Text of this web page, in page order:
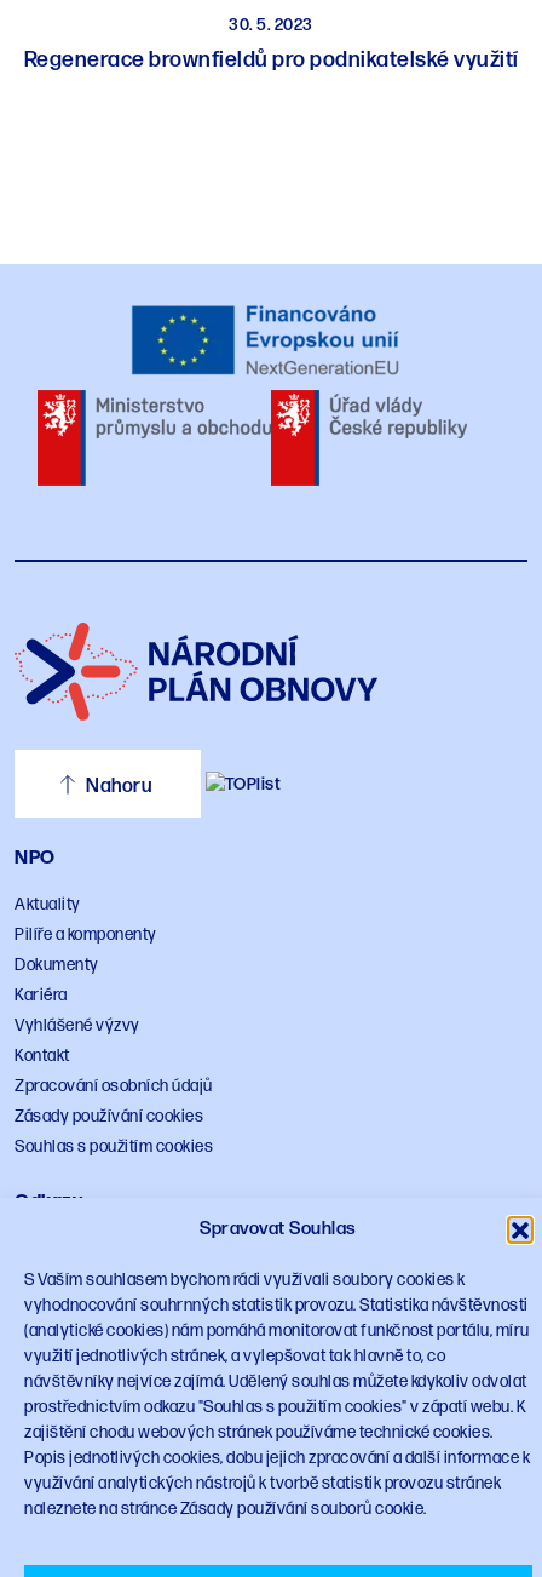
Spravovat Souhlas
S Vaším souhlasem bychom rádi využívali soubory cookies k
vyhodnocování souhrnných statistik provozu. Statistika návštěvnosti
(analytické cookies) nám pomáhá monitorovat funkčnost portálu, míru
využití jednotlivých stránek, a vylepšovat tak hlavně to, co
návštěvníky nejvíce zajímá. Udělený souhlas můžete kdykoliv odvolat
prostřednictvím odkazu "Souhlas s použitím cookies" v zápatí webu. K
zajištění chodu webových stránek používáme technické cookies.
Popis jednotlivých cookies, dobu jejich zpracování a další informace k
využívání analytických nástrojů k tvorbě statistik provozu stránek
naleznete na stránce Zásady používání souborů cookie.
30. 5. 2023
Regenerace brownfieldů pro podnikatelské využití
NPO
Aktuality
Pilíře a komponenty
Dokumenty
Kariéra
Vyhlášené výzvy
Kontakt
Zpracování osobních údajů
Zásady používání cookies
Souhlas s použitím cookies
Odkazy
vlada.gov.cz
Design manuál
Sledujte NPO
Nahoru
planobnovy.gov.cz